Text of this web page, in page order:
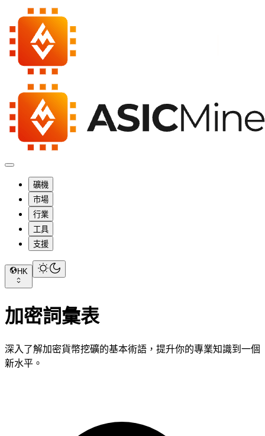
礦機
市場
行業
工具
支援
HK
加密詞彙表
深入了解加密貨幣挖礦的基本術語，提升你的專業知識到一個
新水平。